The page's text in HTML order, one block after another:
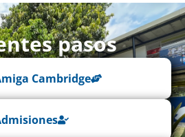
pasos
Cambridge